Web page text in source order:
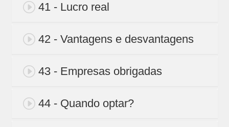
41 - Lucro real
42 - Vantagens e desvantagens
43 - Empresas obrigadas
44 - Quando optar?